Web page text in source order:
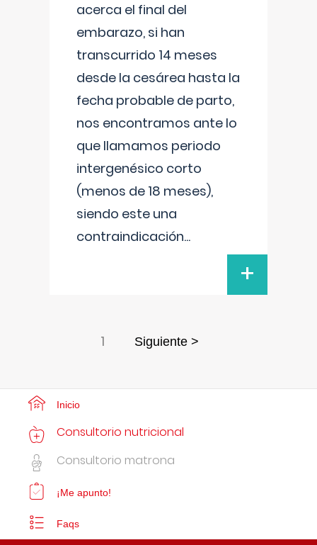
acerca el final del
embarazo, si han
transcurrido 14 meses
desde la cesárea hasta la
fecha probable de parto,
nos encontramos ante lo
que llamamos periodo
intergenésico corto
(menos de 18 meses),
siendo este una
contraindicación...
+
1 Siguiente >
Inicio
Consultorio nutricional
Consultorio matrona
¡Me apunto!
Faqs